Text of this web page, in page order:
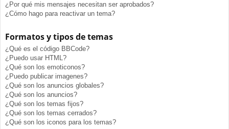
¿Por qué mis mensajes necesitan ser aprobados?
¿Cómo hago para reactivar un tema?
Formatos y tipos de temas
¿Qué es el código BBCode?
¿Puedo usar HTML?
¿Qué son los emoticonos?
¿Puedo publicar imagenes?
¿Qué son los anuncios globales?
¿Qué son los anuncios?
¿Qué son los temas fijos?
¿Qué son los temas cerrados?
¿Qué son los iconos para los temas?